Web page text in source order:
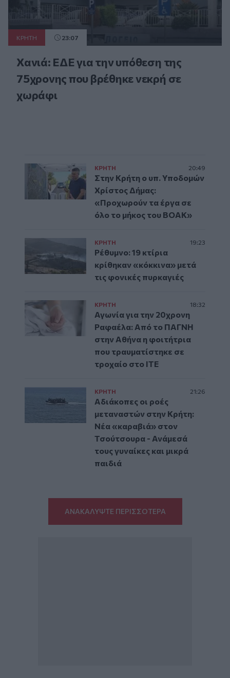
ΚΡΗΤΗ 23:07
Χανιά: ΕΔΕ για την υπόθεση της
75χρονης που βρέθηκε νεκρή σε
χωράφι
ΚΡΗΤΗ 20:49
Στην Κρήτη ο υπ. Υποδομών
Χρίστος Δήμας:
«Προχωρούν τα έργα σε
όλο το μήκος του ΒΟΑΚ»
ΚΡΗΤΗ 19:23
Ρέθυμνο: 19 κτίρια
κρίθηκαν «κόκκινα» μετά
τις φονικές πυρκαγιές
ΚΡΗΤΗ 18:32
Αγωνία για την 20χρονη
Ραφαέλα: Από το ΠΑΓΝΗ
στην Αθήνα η φοιτήτρια
που τραυματίστηκε σε
τροχαίο στο ΙΤΕ
ΚΡΗΤΗ 21:26
Αδιάκοπες οι ροές
μεταναστών στην Κρήτη:
Νέα «καραβιά» στον
Τσούτσουρα - Ανάμεσά
τους γυναίκες και μικρά
παιδιά
ΑΝΑΚΑΛΥΨΤΕ ΠΕΡΙΣΣΟΤΕΡΑ